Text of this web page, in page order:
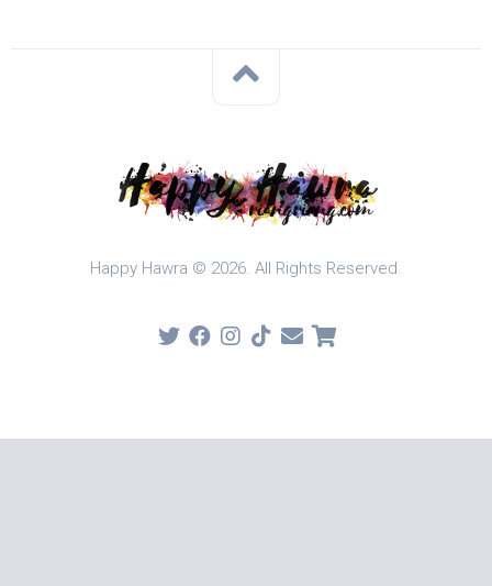
Happy Hawra © 2026. All Rights Reserved.